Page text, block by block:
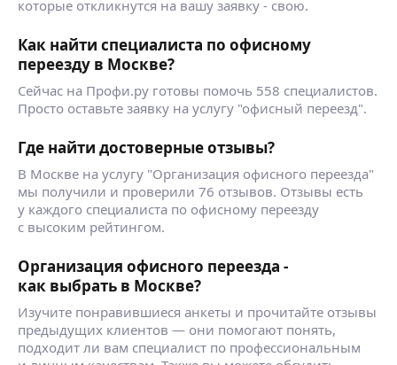
которые откликнутся на вашу заявку - свою.
Как найти специалиста по офисному
переезду в Москве?
Сейчас на Профи.ру готовы помочь 558 специалистов.
Просто оставьте заявку на услугу "офисный переезд".
Где найти достоверные отзывы?
В Москве на услугу "Организация офисного переезда"
мы получили и проверили 76 отзывов. Отзывы есть
у каждого специалиста по офисному переезду
с высоким рейтингом.
Организация офисного переезда -
как выбрать в Москве?
Изучите понравившиеся анкеты и прочитайте отзывы
предыдущих клиентов — они помогают понять,
подходит ли вам специалист по профессиональным